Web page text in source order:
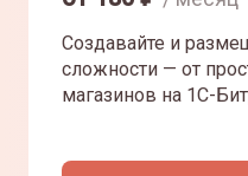
Создавайте и
сложности — от
магазинов на 1С-